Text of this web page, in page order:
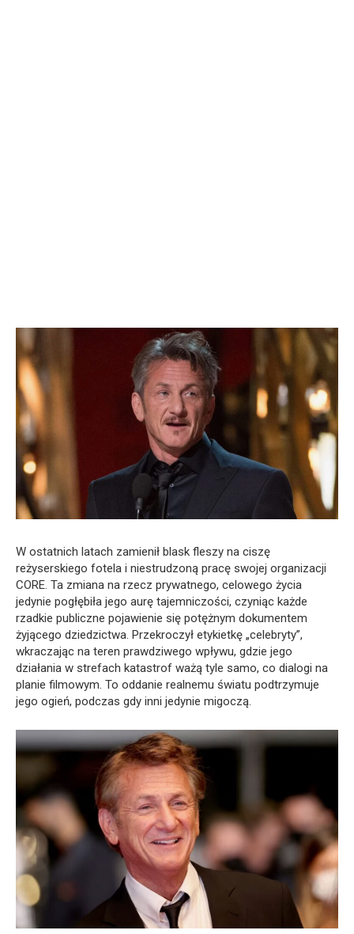
W ostatnich latach zamienił blask fleszy na ciszę
reżyserskiego fotela i niestrudzoną pracę swojej organizacji
CORE. Ta zmiana na rzecz prywatnego, celowego życia
jedynie pogłębiła jego aurę tajemniczości, czyniąc każde
rzadkie publiczne pojawienie się potężnym dokumentem
żyjącego dziedzictwa. Przekroczył etykietkę „celebryty”,
wkraczając na teren prawdziwego wpływu, gdzie jego
działania w strefach katastrof ważą tyle samo, co dialogi na
planie filmowym. To oddanie realnemu światu podtrzymuje
jego ogień, podczas gdy inni jedynie migoczą.